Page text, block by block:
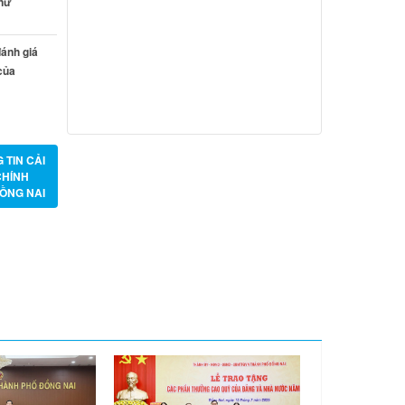
12/7/2026
giá
TIN CẢI
NAI